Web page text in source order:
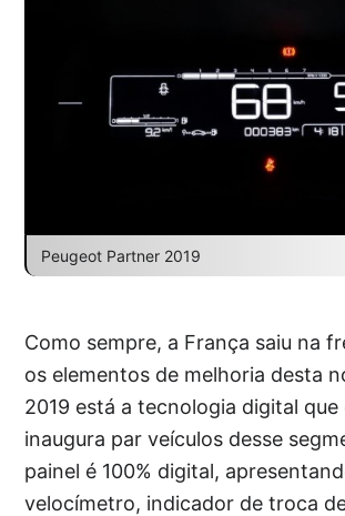
Peugeot Partner 2019
Como sempre, a França saiu na
os elementos de melhoria desta
2019 está a tecnologia digital que
inaugura par veículos desse
painel é 100% digital,
velocímetro, indicador de troca